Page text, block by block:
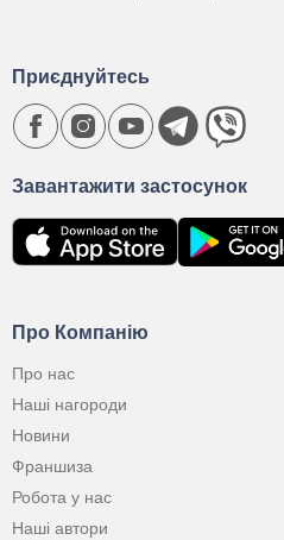
Про Компанію
Про нас
Наші нагороди
Новини
Франшиза
Робота у нас
Наші автори
Завантажити застосунок
Приєднуйтесь